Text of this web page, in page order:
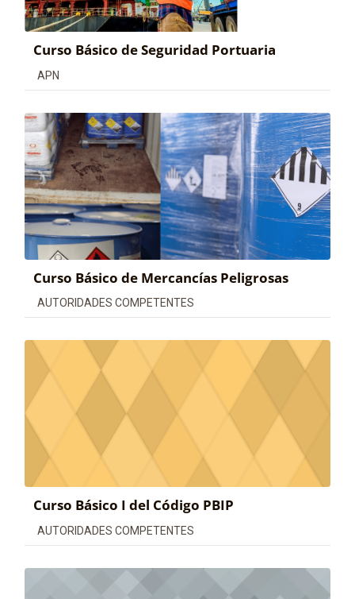
Curso Básico de Seguridad Portuaria
Categoría de cursos
APN
Curso Básico de Mercancías Peligrosas
Categoría de cursos
AUTORIDADES COMPETENTES
Curso Básico I del Código PBIP
Categoría de cursos
AUTORIDADES COMPETENTES